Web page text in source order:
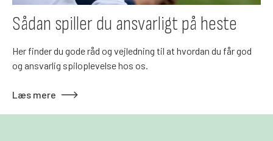
Sådan spiller du ansvarligt på heste
Her finder du gode råd og vejledning til at hvordan du får god
og ansvarlig spiloplevelse hos os.
Læs mere